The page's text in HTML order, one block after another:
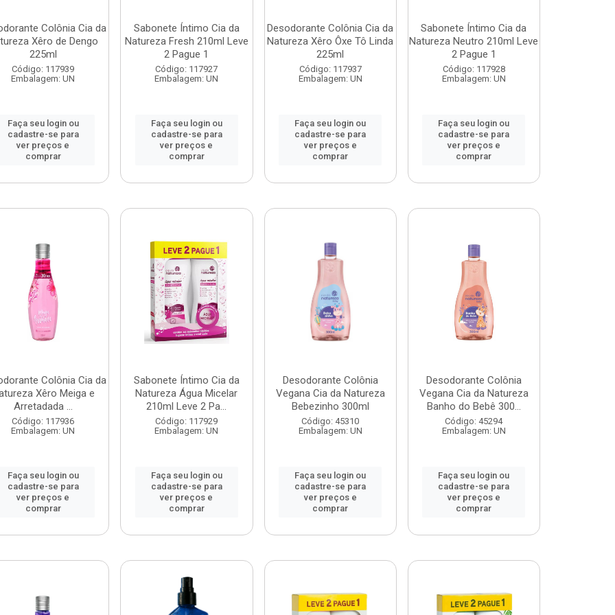
Colônia Cia da
Xêro de Dengo
225ml
Código: 117939
Embalagem: UN
Faça seu login ou
cadastre-se para
ver preços e
comprar
Sabonete Íntimo Cia da
Natureza Fresh 210ml Leve
2 Pague 1
Código: 117927
Embalagem: UN
Faça seu login ou
cadastre-se para
ver preços e
comprar
Desodorante Colônia Cia da
Natureza Xêro Ôxe Tô Linda
225ml
Código: 117937
Embalagem: UN
Faça seu login ou
cadastre-se para
ver preços e
comprar
Sabonete Íntimo Cia da
Natureza Neutro 210ml Leve
2 Pague 1
Código: 117928
Embalagem: UN
Faça seu login ou
cadastre-se para
ver preços e
comprar
Colônia Cia da
Xêro Meiga e
Arretadada ...
Código: 117936
Embalagem: UN
Faça seu login ou
cadastre-se para
ver preços e
comprar
Sabonete Íntimo Cia da
Natureza Água Micelar
210ml Leve 2 Pa...
Código: 117929
Embalagem: UN
Faça seu login ou
cadastre-se para
ver preços e
comprar
Desodorante Colônia
Vegana Cia da Natureza
Bebezinho 300ml
Código: 45310
Embalagem: UN
Faça seu login ou
cadastre-se para
ver preços e
comprar
Desodorante Colônia
Vegana Cia da Natureza
Banho do Bebê 300...
Código: 45294
Embalagem: UN
Faça seu login ou
cadastre-se para
ver preços e
comprar